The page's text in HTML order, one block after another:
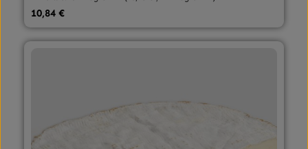
Regulärer Preis:
10,84 €